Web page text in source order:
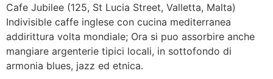
Cafe Jubilee (125, St Lucia Street, Valletta, Malta)
Indivisible caffe inglese con cucina mediterranea
addirittura volta mondiale; Ora si puo assorbire anche
mangiare argenterie tipici locali, in sottofondo di
armonia blues, jazz ed etnica.